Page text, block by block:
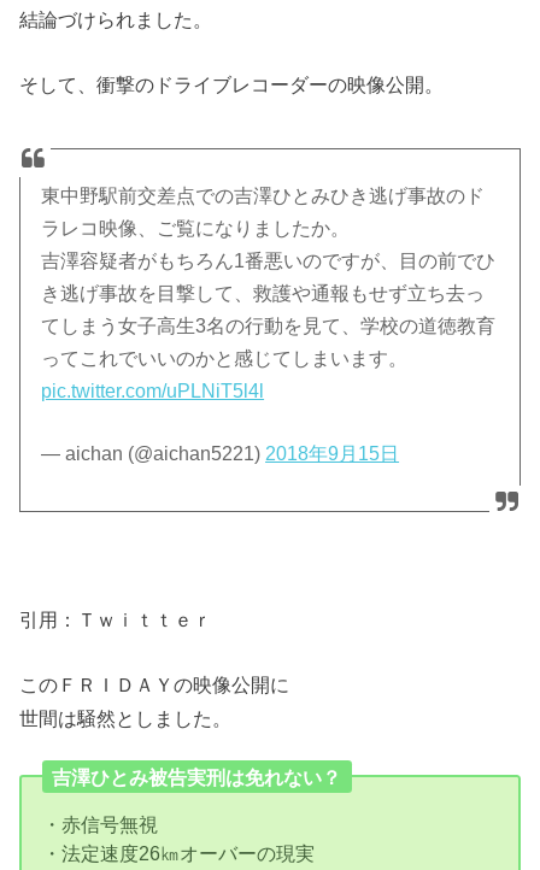
結論づけられました。
そして、衝撃のドライブレコーダーの映像公開。
東中野駅前交差点での吉澤ひとみひき逃げ事故のド
ラレコ映像、ご覧になりましたか。
吉澤容疑者がもちろん1番悪いのですが、目の前でひ
き逃げ事故を目撃して、救護や通報もせず立ち去っ
てしまう女子高生3名の行動を見て、学校の道徳教育
ってこれでいいのかと感じてしまいます。
pic.twitter.com/uPLNiT5l4l
— aichan (@aichan5221) 2018年9月15日
引用：Ｔｗｉｔｔｅｒ
このＦＲＩＤＡＹの映像公開に
世間は騒然としました。
吉澤ひとみ被告実刑は免れない？
・赤信号無視
・法定速度26㎞オーバーの現実